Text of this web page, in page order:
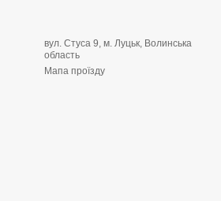
вул. Стуса 9, м. Луцьк, Волинська
область
Мапа проїзду